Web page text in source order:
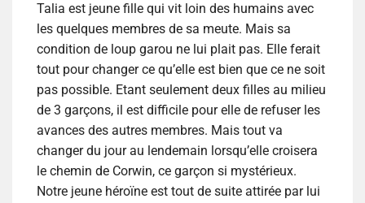
Talia est jeune fille qui vit loin des humains avec
les quelques membres de sa meute. Mais sa
condition de loup garou ne lui plait pas. Elle ferait
tout pour changer ce qu’elle est bien que ce ne soit
pas possible. Etant seulement deux filles au milieu
de 3 garçons, il est difficile pour elle de refuser les
avances des autres membres. Mais tout va
changer du jour au lendemain lorsqu’elle croisera
le chemin de Corwin, ce garçon si mystérieux.
Notre jeune héroïne est tout de suite attirée par lui